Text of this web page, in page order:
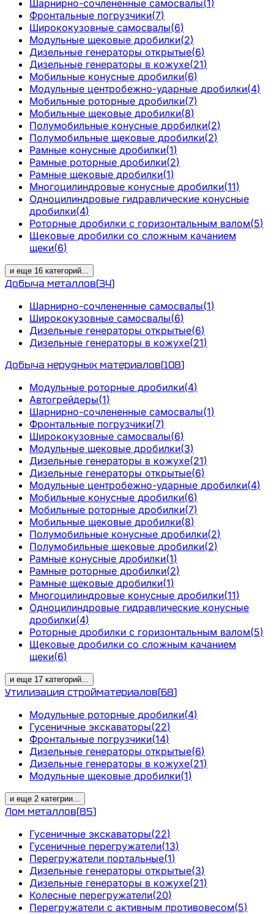
Шарнирно-сочлененные самосвалы(1 )
Фронтальные погрузчики(7)
Ширококузовные самосвалы(6)
Модульные щековые дробилки(2)
Дизельные генераторы открытые(6)
Дизельные генераторы в кожухе(21)
Мобильные конусные дробилки(6)
Модульные центробежно-ударные дробилки(4)
Мобильные роторные дробилки(7)
Мобильные щековые дробилки(8)
Полумобильные конусные дробилки(2)
Полумобильные щековые дробилки(2)
Рамные конусные дробилки(1)
Рамные роторные дробилки(2)
Рамные щековые дробилки(1)
Многоцилиндровые конусные дробилки(11)
Одноцилиндровые гидравлические конусные
дробилки(4)
Роторные дробилки с горизонтальным валом(5)
Щековые дробилки со сложным качанием
щеки(6)
и еще 16 категорий...
Добыча металлов(34)
Шарнирно-сочлененные самосвалы(1)
Ширококузовные самосвалы(6)
Дизельные генераторы открытые(6)
Дизельные генераторы в кожухе(21)
Добыча нерудных материалов(108)
Модульные роторные дробилки(4)
Автогрейдеры(1)
Шарнирно-сочлененные самосвалы(1)
Фронтальные погрузчики(7)
Ширококузовные самосвалы(6)
Модульные щековые дробилки(3)
Дизельные генераторы в кожухе(21)
Дизельные генераторы открытые(6)
Модульные центробежно-ударные дробилки(4)
Мобильные конусные дробилки(6)
Мобильные роторные дробилки(7)
Мобильные щековые дробилки(8)
Полумобильные конусные дробилки(2)
Полумобильные щековые дробилки(2)
Рамные конусные дробилки(1)
Рамные роторные дробилки(2)
Рамные щековые дробилки(1)
Многоцилиндровые конусные дробилки(11)
Одноцилиндровые гидравлические конусные
дробилки(4)
Роторные дробилки с горизонтальным валом(5)
Щековые дробилки со сложным качанием
щеки(6)
и еще 17 категорий...
Утилизация стройматериалов(68)
Модульные роторные дробилки(4)
Гусеничные экскаваторы(22)
Фронтальные погрузчики(14)
Дизельные генераторы открытые(6)
Дизельные генераторы в кожухе(21)
Модульные щековые дробилки(1)
и еще 2 категрии...
Лом металлов(85)
Гусеничные экскаваторы(22)
Гусеничные перегружатели(13)
Перегружатели портальные(1)
Дизельные генераторы открытые(3)
Дизельные генераторы в кожухе(21)
Колесные перегружатели(20)
Перегружатели с активным противовесом(5)